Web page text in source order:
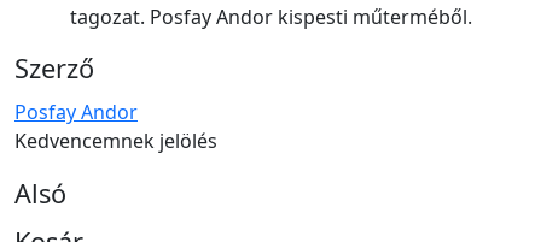
tagozat. Posfay Andor kispesti műterméből.
Szerző
Posfay Andor
Kedvencemnek jelölés
Alsó